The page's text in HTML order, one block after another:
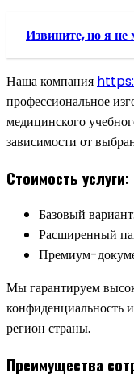
Извините, но я не
Наша компания
профессиональное
медицинского
зависимости от
Стоимость услуги:
Базовый
Расширенный
Премиум-
Мы гарантируем
конфиденциальность
регион страны.
Преимущества